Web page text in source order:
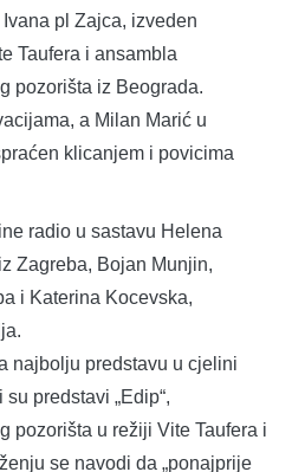
pl Zajca, izveden
Taufera i ansambla
pozorišta iz Beograda.
a Milan Marić u
klicanjem i povicima
radio u sastavu Helena
Zagreba, Bojan Munjin,
i Katerina Kocevska,
najbolju predstavu u cjelini
predstavi „Edip“,
pozorišta u režiji Vite Taufera i
se navodi da „ponajprije